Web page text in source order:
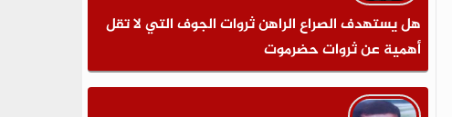
هل يستهدف الصراع الراهن ثروات الجوف التي لا تقل
أهمية عن ثروات حضرموت